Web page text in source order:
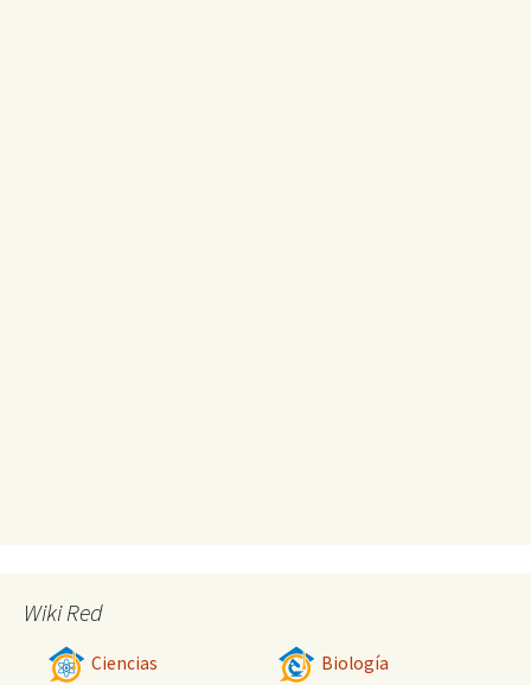
Wiki Red
Ciencias Biología